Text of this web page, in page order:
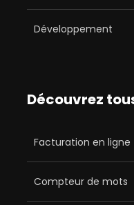
Développement
Découvrez
Facturation en ligne
Compteur de mots